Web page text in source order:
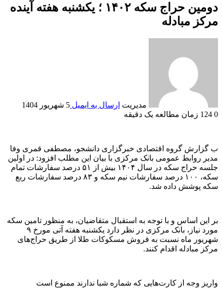
دومین حراج سکه ۱۴۰۲ ؛ یکشنبه هفته آینده
مرکز مبادله
مدیریت ارسال به ایمیل 5 شهریور 1404
0
زمان مطالعه یک دقیقه
ب گزارش گروه اقتصادی خبرگزاری دانشجو، مصطفی قمری وفا
مدیر روابط عمومی بانک مرکزی با بیان این مطلب افزود: در اولین
جلسه حراج سکه در سال ۱۴۰۴ بیش از ۵۱ درصد سفارشات تمام
سکه، ۱۰۰ درصد سفارشات نیم سکه و ۸۳ درصد سفارشات ربع
سکه پوشش داده شد.
بر این اساس و با توجه به استقبال متقاضیان، به منظور تامین سکه
مورد نیاز، بانک مرکزی در نظر دارد یکشنبه هفته آتی مورخ ۹
شهریور ماه نسبت به فروش مسکوکات طلا از طریق حراج‌های
مرکز مبادله اقدام کنند.
واریز وجه از کارت‌هایی که شماره شبا ندارند ممنوع است